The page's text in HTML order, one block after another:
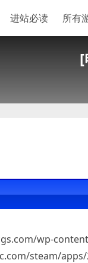
进站必读 所有
[
wp-
steam/